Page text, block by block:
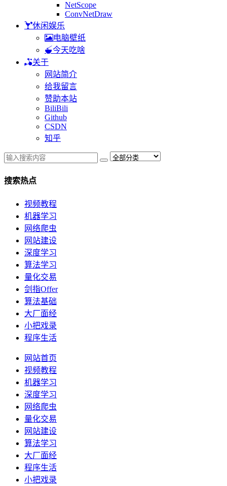
NetScope
ConvNetDraw
休闲娱乐
电脑壁纸
今天吃啥
关于
网站简介
给我留言
赞助本站
BiliBili
Github
CSDN
知乎
搜索热点
视频教程
机器学习
网络爬虫
网站建设
深度学习
算法学习
量化交易
剑指Offer
算法基础
大厂面经
小把戏录
程序生活
网站首页
视频教程
机器学习
深度学习
网络爬虫
量化交易
网站建设
算法学习
大厂面经
程序生活
小把戏录